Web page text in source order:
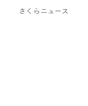
さくらニュース